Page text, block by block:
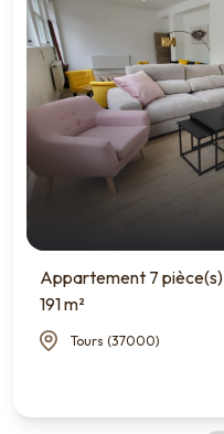
Appartement 7 pièce(s)
191 m²
Tours (37000)